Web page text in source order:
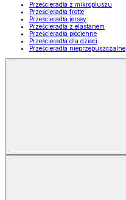
Prześcieradła z mikropluszu
Prześcieradła frotte
Prześcieradła jersey
Prześcieradła z elastanem
Prześcieradła płócienne
Prześcieradła dla dzieci
Prześcieradła nieprzepuszczalne